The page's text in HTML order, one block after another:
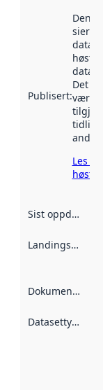
Publisert:
sier når
høstet
Det
vært
andre
Les
Sist oppdatert
Landingsside
Dokumentasjon
Datasettype